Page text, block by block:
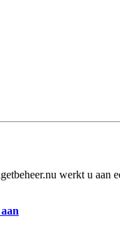
werkt u aan